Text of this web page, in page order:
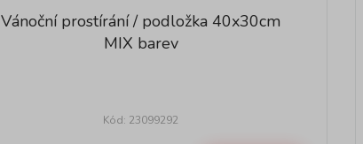
Vánoční prostírání / podložka 40x30cm
MIX barev
Kód: 23099292